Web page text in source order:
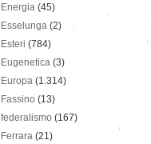
Energia (45)
Esselunga (2)
Esteri (784)
Eugenetica (3)
Europa (1.314)
Fassino (13)
federalismo (167)
Ferrara (21)